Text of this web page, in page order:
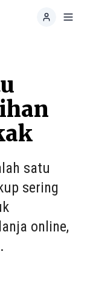
satu
sering
online,